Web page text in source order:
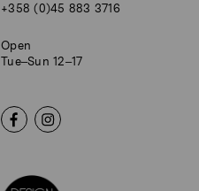
+358 (0)45 883 3716
Open
Tue–Sun 12–17